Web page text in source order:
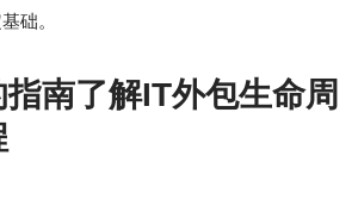
础。
南了解IT外包生命周